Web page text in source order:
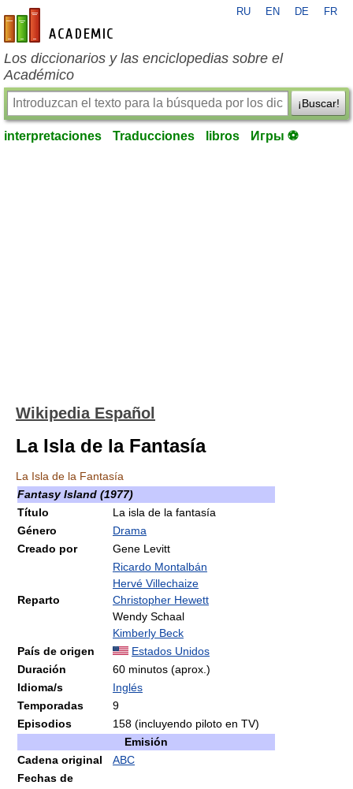
es-academic.com
RU EN DE FR
Los diccionarios y las enciclopedias sobre el
Académico
¡Buscar!
interpretaciones Traducciones libros Игры ⚽
Wikipedia Español
La Isla de la Fantasía
La Isla de la Fantasía
Fantasy Island (1977)
Título
La isla de la fantasía
Género
Drama
Creado por
Gene Levitt
Reparto
Ricardo Montalbán
Hervé Villechaize
Christopher Hewett
Wendy Schaal
Kimberly Beck
País de origen
Estados Unidos
Duración
60 minutos (aprox.)
Idioma/s
Inglés
Temporadas
9
Episodios
158 (incluyendo piloto en TV)
Emisión
Cadena original
ABC
Fechas de